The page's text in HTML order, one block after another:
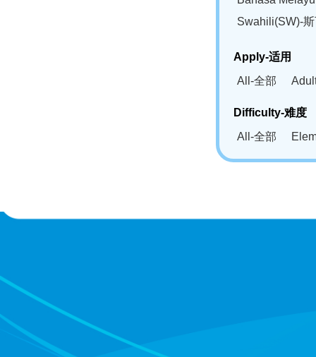
Swahili(SW)-
Apply-适用
All-全部
Difficulty-难度
All-全部